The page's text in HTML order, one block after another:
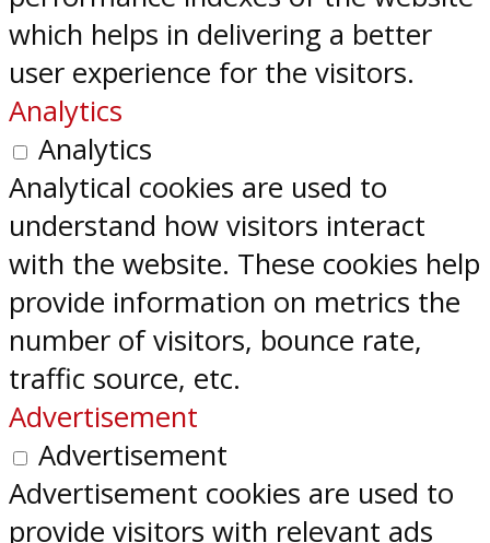
which helps in delivering a better
user experience for the visitors.
Analytics
Analytics
Analytical cookies are used to
understand how visitors interact
with the website. These cookies help
provide information on metrics the
number of visitors, bounce rate,
traffic source, etc.
Advertisement
Advertisement
Advertisement cookies are used to
provide visitors with relevant ads